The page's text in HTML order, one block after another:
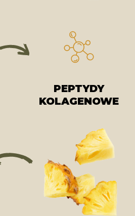
PEPTYDY
KOLAGENOWE